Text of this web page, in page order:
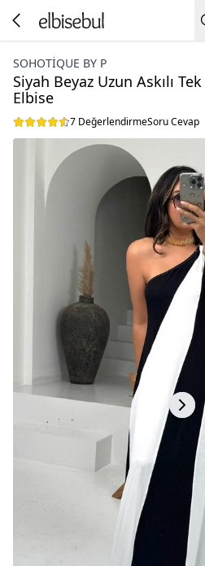
SOHOTIQUE BY P
Siyah Beyaz Uzun Askılı
Elbise
7 DeğerlendirmeSoru Cevap